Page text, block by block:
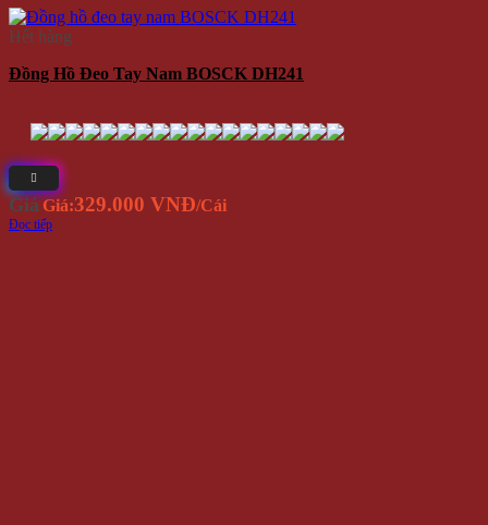
Hết hàng
Đồng Hồ Đeo Tay Nam BOSCK DH241
GiáGiá:329.000 VNĐ/Cái
Đọc tiếp